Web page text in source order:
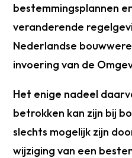
bestemmingsplannen
veranderende
Nederlandse
invoering van de
Het enige nadeel
betrokken kan zijn bij
slechts mogelijk zijn
wijziging van een